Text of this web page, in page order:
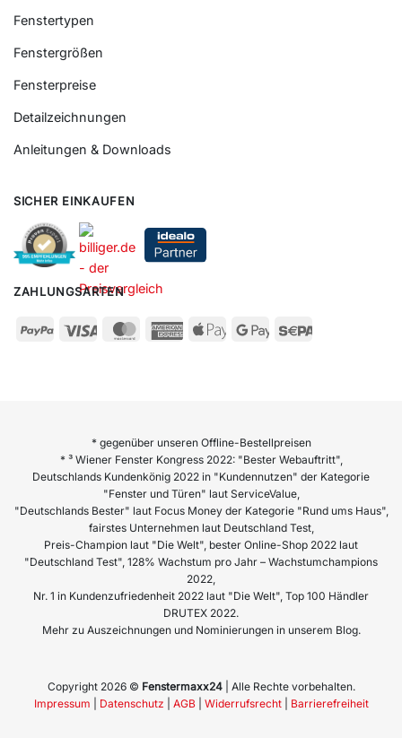
Fenstertypen
Fenstergrößen
Fensterpreise
Detailzeichnungen
Anleitungen & Downloads
SICHER EINKAUFEN
ZAHLUNGSARTEN
* gegenüber unseren Offline-Bestellpreisen
* ³ Wiener Fenster Kongress 2022: "Bester Webauftritt",
Deutschlands Kundenkönig 2022 in "Kundennutzen" der Kategorie
"Fenster und Türen" laut ServiceValue,
"Deutschlands Bester" laut Focus Money der Kategorie "Rund ums Haus",
fairstes Unternehmen laut Deutschland Test,
Preis-Champion laut "Die Welt", bester Online-Shop 2022 laut
"Deutschland Test", 128% Wachstum pro Jahr – Wachstumchampions
2022,
Nr. 1 in Kundenzufriedenheit 2022 laut "Die Welt", Top 100 Händler
DRUTEX 2022.
Mehr zu Auszeichnungen und Nominierungen in unserem Blog.
Copyright 2026 © Fenstermaxx24| Alle Rechte vorbehalten.
Impressum
Datenschutz AGB| Widerrufsrecht| Barrierefreiheit